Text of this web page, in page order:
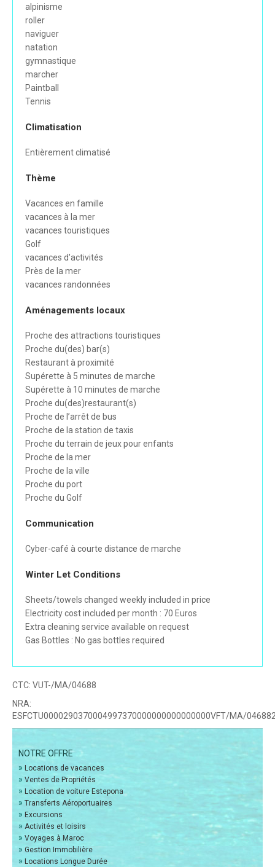
alpinisme
roller
naviguer
natation
gymnastique
marcher
Paintball
Tennis
Climatisation
Entièrement climatisé
Thème
Vacances en famille
vacances à la mer
vacances touristiques
Golf
vacances d'activités
Près de la mer
vacances randonnées
Aménagements locaux
Proche des attractions touristiques
Proche du(des) bar(s)
Restaurant à proximité
Supérette à 5 minutes de marche
Supérette à 10 minutes de marche
Proche du(des)restaurant(s)
Proche de l’arrêt de bus
Proche de la station de taxis
Proche du terrain de jeux pour enfants
Proche de la mer
Proche de la ville
Proche du port
Proche du Golf
Communication
Cyber-café à courte distance de marche
Winter Let Conditions
Sheets/towels changed weekly included in price
Electricity cost included per month : 70 Euros
Extra cleaning service available on request
Gas Bottles : No gas bottles required
CTC: VUT-/MA/04688
NRA:
ESFCTU0000290370004997370000000000000000VFT/MA/
NOTRE OFFRE
» Locations de vacances
» Ventes de Propriétés
» Location de voiture Estepona
» Transferts Aéroportuaires
» Excursions
» Activités et loisirs
» Voyages à Maroc
» Gestion Immobilière
» Locations Longue Durée